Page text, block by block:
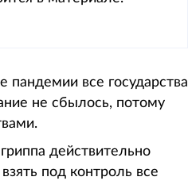
пандемии все государства
не сбылось, потому
действительно
под контроль все